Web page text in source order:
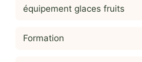
équipement glaces fruits
Formation